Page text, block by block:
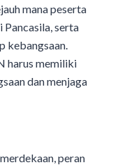
mana peserta
Pancasila, serta
kebangsaan.
harus memiliki
dan menjaga
peran